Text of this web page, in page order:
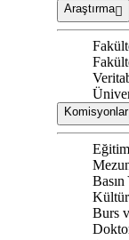
Araştırma
Komisyonlar
Burs